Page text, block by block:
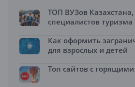
ТОП ВУЗов Казахстана,
специалистов туризма
Как оформить
для взрослых и детей
Топ сайтов с